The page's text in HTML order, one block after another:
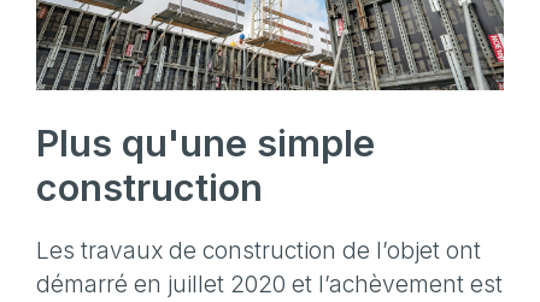
Plus qu'une simple
construction
Les travaux de construction de l’objet ont
démarré en juillet 2020 et l’achèvement est